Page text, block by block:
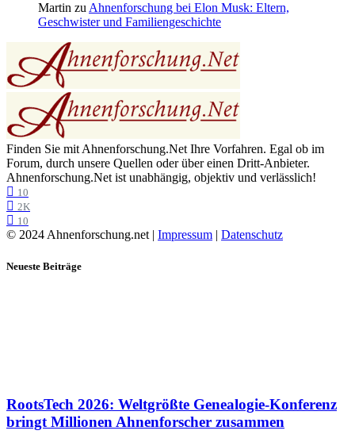
Martin zuAhnenforschung bei Elon Musk: Eltern,
Geschwister und Familiengeschichte
Finden Sie mit Ahnenforschung.Net Ihre Vorfahren. Egal ob im
Forum, durch unsere Quellen oder über einen Dritt-Anbieter.
Ahnenforschung.Net ist unabhängig, objektiv und verlässlich!
10
2K
10
© 2024 Ahnenforschung.net | Impressum Datenschutz
Neueste Beiträge
RootsTech 2026: Weltgrößte Genealogie-Konferenz
bringt Millionen Ahnenforscher zusammen